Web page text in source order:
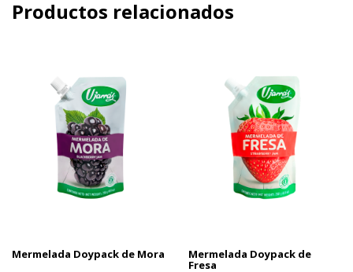
Productos relacionados
Mermelada Doypack de Mora Mermelada Doypack de
Fresa